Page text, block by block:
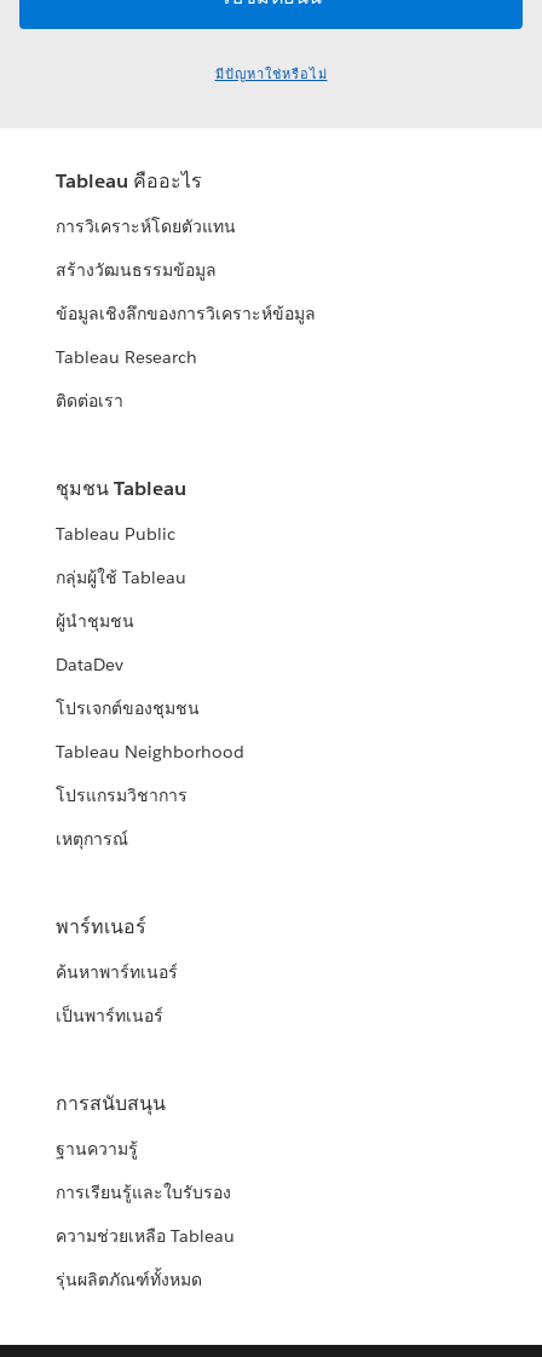
มีปัญหาใช่หรือไม่
Tableau คืออะไร
การวิเคราะห์โดยตัวแทน
สร้างวัฒนธรรมข้อมูล
ข้อมูลเชิงลึกของการวิเคราะห์ข้อมูล
Tableau Research
ติดต่อเรา
ชุมชน Tableau
Tableau Public
กลุ่มผู้ใช้ Tableau
ผู้นำชุมชน
DataDev
โปรเจกต์ของชุมชน
Tableau Neighborhood
โปรแกรมวิชาการ
เหตุการณ์
พาร์ทเนอร์
ค้นหาพาร์ทเนอร์
เป็นพาร์ทเนอร์
การสนับสนุน
ฐานความรู้
การเรียนรู้และใบรับรอง
ความช่วยเหลือ Tableau
รุ่นผลิตภัณฑ์ทั้งหมด